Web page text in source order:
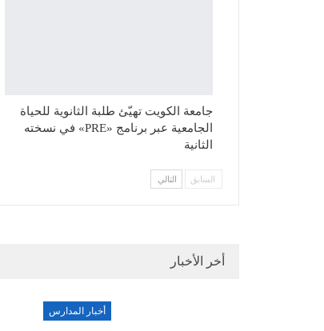
جامعة الكويت تهيّئ طلبة الثانوية للحياة
الجامعية عبر برنامج «PRE» في نسخته
الثانية
السابق التالي
أخر الأخبار
أخبار المدارس